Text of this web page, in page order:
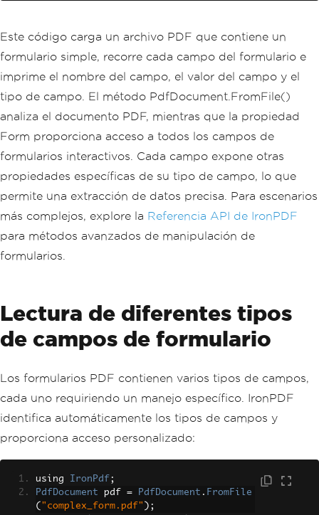
}
Este código carga un archivo PDF que contiene un
formulario simple, recorre cada campo del formulario e
imprime el nombre del campo, el valor del campo y el
tipo de campo. El método PdfDocument.FromFile()
analiza el documento PDF, mientras que la propiedad
Form proporciona acceso a todos los campos de
formularios interactivos. Cada campo expone otras
propiedades específicas de su tipo de campo, lo que
permite una extracción de datos precisa. Para escenarios
más complejos, explore la Referencia API de IronPDF
para métodos avanzados de manipulación de
formularios.
Lectura de diferentes tipos
de campos de formulario
Los formularios PDF contienen varios tipos de campos,
cada uno requiriendo un manejo específico. IronPDF
identifica automáticamente los tipos de campos y
proporciona acceso personalizado:
using IronPdf ;
PdfDocument pdf = PdfDocument . FromFile
( "complex_form.pdf" );